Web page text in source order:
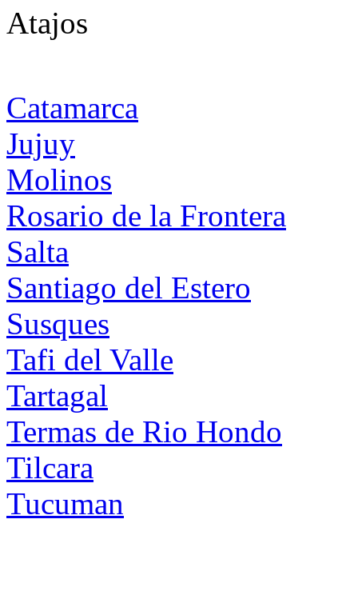
Atajos
Catamarca
Jujuy
Molinos
Rosario de la Frontera
Salta
Santiago del Estero
Susques
Tafi del Valle
Tartagal
Termas de Rio Hondo
Tilcara
Tucuman